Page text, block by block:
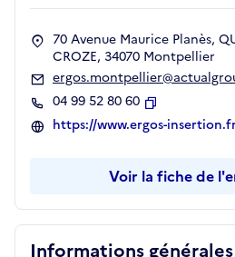
Informations générales
70 Avenue Maurice Planès,
CROZE, 34070 Montpellier
04 99 52 80 60
Copier
https://www.ergos-
Voir la fiche de